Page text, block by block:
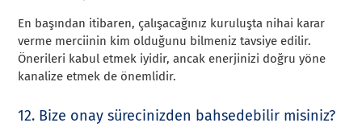
En başından itibaren, çalışacağınız kuruluşta nihai karar
verme merciinin kim olduğunu bilmeniz tavsiye edilir.
Önerileri kabul etmek iyidir, ancak enerjinizi doğru yöne
kanalize etmek de önemlidir.
12. Bize onay sürecinizden bahsedebilir misiniz?